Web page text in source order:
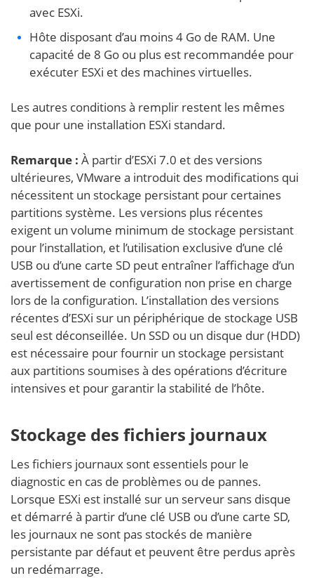
avec ESXi.
Hôte disposant d’au moins 4 Go de RAM. Une
capacité de 8 Go ou plus est recommandée pour
exécuter ESXi et des machines virtuelles.
Les autres conditions à remplir restent les mêmes
que pour une installation ESXi standard.
Remarque : À partir d’ESXi 7.0 et des versions
ultérieures, VMware a introduit des modifications qui
nécessitent un stockage persistant pour certaines
partitions système. Les versions plus récentes
exigent un volume minimum de stockage persistant
pour l’installation, et l’utilisation exclusive d’une clé
USB ou d’une carte SD peut entraîner l’affichage d’un
avertissement de configuration non prise en charge
lors de la configuration. L’installation des versions
récentes d’ESXi sur un périphérique de stockage USB
seul est déconseillée. Un SSD ou un disque dur (HDD)
est nécessaire pour fournir un stockage persistant
aux partitions soumises à des opérations d’écriture
intensives et pour garantir la stabilité de l’hôte.
Stockage des fichiers journaux
Les fichiers journaux sont essentiels pour le
diagnostic en cas de problèmes ou de pannes.
Lorsque ESXi est installé sur un serveur sans disque
et démarré à partir d’une clé USB ou d’une carte SD,
les journaux ne sont pas stockés de manière
persistante par défaut et peuvent être perdus après
un redémarrage.